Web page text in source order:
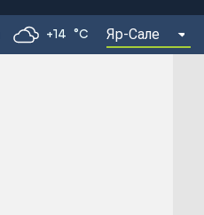
+14 °C Яр-Сале